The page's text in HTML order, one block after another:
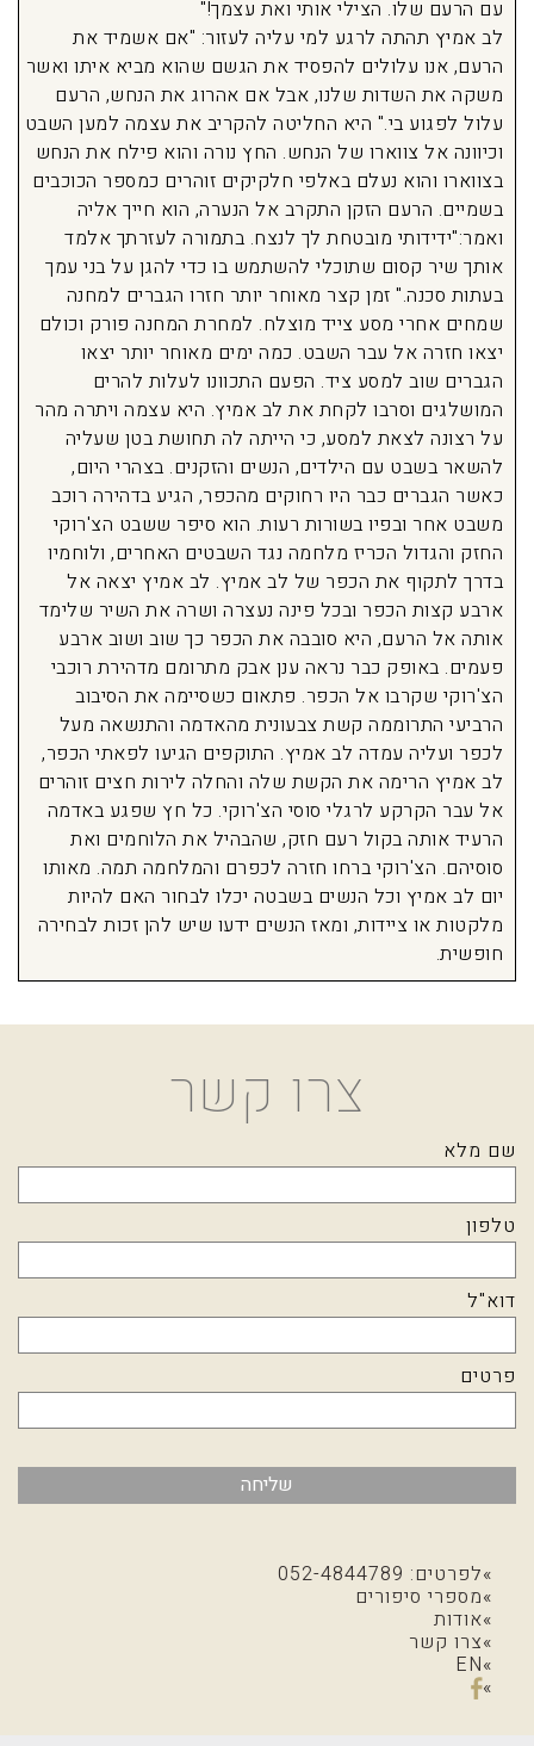
עם הרעם שלו. הצילי אותי ואת עצמך!"
לב אמיץ תהתה לרגע למי עליה לעזור: "אם אשמיד את
הרעם, אנו עלולים להפסיד את הגשם שהוא מביא איתו ואשר
משקה את השדות שלנו, אבל אם אהרוג את הנחש, הרעם
עלול לפגוע בי." היא החליטה להקריב את עצמה למען השבט
וכיוונה אל צווארו של הנחש. החץ נורה והוא פילח את הנחש
בצווארו והוא נעלם באלפי חלקיקים זוהרים כמספר הכוכבים
בשמיים. הרעם הזקן התקרב אל הנערה, הוא חייך אליה
ואמר:"ידידותי מובטחת לך לנצח. בתמורה לעזרתך אלמד
אותך שיר קסום שתוכלי להשתמש בו כדי להגן על בני עמך
בעתות סכנה." זמן קצר מאוחר יותר חזרו הגברים למחנה
שמחים אחרי מסע צייד מוצלח. למחרת המחנה פורק וכולם
יצאו חזרה אל עבר השבט. כמה ימים מאוחר יותר יצאו
הגברים שוב למסע ציד. הפעם התכוונו לעלות להרים
המושלגים וסרבו לקחת את לב אמיץ. היא עצמה ויתרה מהר
על רצונה לצאת למסע, כי הייתה לה תחושת בטן שעליה
להשאר בשבט עם הילדים, הנשים והזקנים. בצהרי היום,
כאשר הגברים כבר היו רחוקים מהכפר, הגיע בדהירה רוכב
משבט אחר ובפיו בשורות רעות. הוא סיפר ששבט הצ'רוקי
החזק והגדול הכריז מלחמה נגד השבטים האחרים, ולוחמיו
בדרך לתקוף את הכפר של לב אמיץ. לב אמיץ יצאה אל
ארבע קצות הכפר ובכל פינה נעצרה ושרה את השיר שלימד
אותה אל הרעם, היא סובבה את הכפר כך שוב ושוב ארבע
פעמים. באופק כבר נראה ענן אבק מתרומם מדהירת רוכבי
הצ'רוקי שקרבו אל הכפר. פתאום כשסיימה את הסיבוב
הרביעי התרוממה קשת צבעונית מהאדמה והתנשאה מעל
לכפר ועליה עמדה לב אמיץ. התוקפים הגיעו לפאתי הכפר,
לב אמיץ הרימה את הקשת שלה והחלה לירות חצים זוהרים
אל עבר הקרקע לרגלי סוסי הצ'רוקי. כל חץ שפגע באדמה
הרעיד אותה בקול רעם חזק, שהבהיל את הלוחמים ואת
סוסיהם. הצ'רוקי ברחו חזרה לכפרם והמלחמה תמה. מאותו
יום לב אמיץ וכל הנשים בשבטה יכלו לבחור האם להיות
מלקטות או ציידות, ומאז הנשים ידעו שיש להן זכות לבחירה
חופשית.
צרו קשר
שם מלא
טלפון
דוא"ל
פרטים
שליחה
לפרטים: 052-4844789
מספרי סיפורים
אודות
צרו קשר
EN